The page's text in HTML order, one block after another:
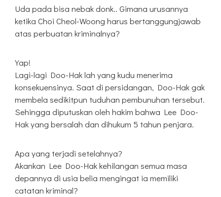
Uda pada bisa nebak donk.. Gimana urusannya
ketika Choi Cheol-Woong harus bertanggungjawab
atas perbuatan kriminalnya?
Yap!
Lagi-lagi Doo-Hak lah yang kudu menerima
konsekuensinya. Saat di persidangan, Doo-Hak gak
membela sedikitpun tuduhan pembunuhan tersebut.
Sehingga diputuskan oleh hakim bahwa Lee Doo-
Hak yang bersalah dan dihukum 5 tahun penjara.
Apa yang terjadi setelahnya?
Akankan Lee Doo-Hak kehilangan semua masa
depannya di usia belia mengingat ia memiliki
catatan kriminal?